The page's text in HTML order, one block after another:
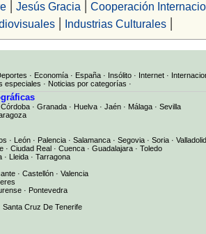
| Jesús Gracia | Cooperación
| Industrias Culturales|
· Economía · España · Insólito · Internet ·
especiales · Noticias por categorías ·
Córdoba · Granada · Huelva · Jaén · Málaga · Sevilla
· León · Palencia · Salamanca · Segovia · Soria · Valladolid
· Ciudad Real · Cuenca · Guadalajara · Toledo
· Lleida · Tarragona
· Castellón · Valencia
· Pontevedra
Santa Cruz De Tenerife